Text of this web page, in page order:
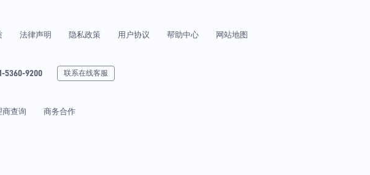
法律声明 隐私政策 用户协议 帮助中心 网站地图
5360-9200 联系在线客服
商查询 商务合作